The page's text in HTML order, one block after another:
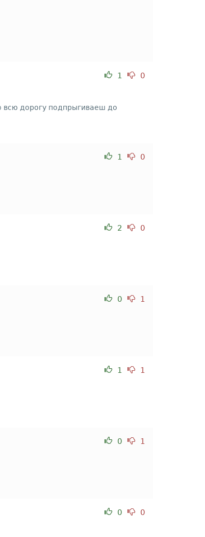
1 0
всю дорогу подпрыгиваеш до
1 0
2 0
0 1
1 1
0 1
0 0